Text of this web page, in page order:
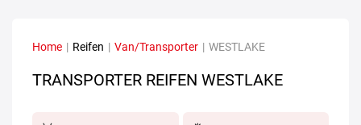
Home | Reifen | Van/Transporter | WESTLAKE
TRANSPORTER REIFEN WESTLAKE